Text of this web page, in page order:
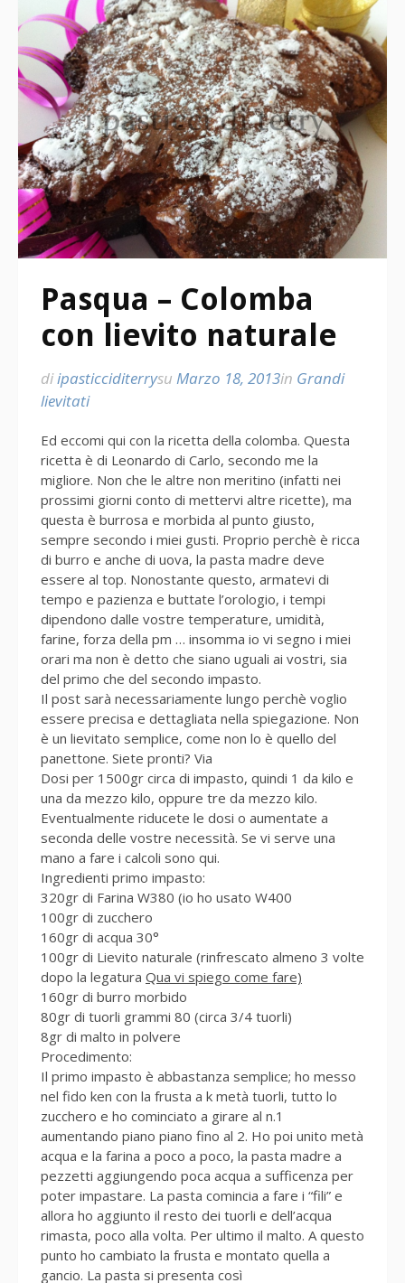
Pasqua – Colomba
con lievito naturale
diipasticciditerrysu Marzo 18, 2013in Grandi
lievitati
Ed eccomi qui con la ricetta della colomba. Questa
ricetta è di Leonardo di Carlo, secondo me la
migliore. Non che le altre non meritino (infatti nei
prossimi giorni conto di mettervi altre ricette), ma
questa è burrosa e morbida al punto giusto,
sempre secondo i miei gusti. Proprio perchè è ricca
di burro e anche di uova, la pasta madre deve
essere al top. Nonostante questo, armatevi di
tempo e pazienza e buttate l’orologio, i tempi
dipendono dalle vostre temperature, umidità,
farine, forza della pm … insomma io vi segno i miei
orari ma non è detto che siano uguali ai vostri, sia
del primo che del secondo impasto.
Il post sarà necessariamente lungo perchè voglio
essere precisa e dettagliata nella spiegazione. Non
è un lievitato semplice, come non lo è quello del
panettone. Siete pronti? Via
Dosi per 1500gr circa di impasto, quindi 1 da kilo e
una da mezzo kilo, oppure tre da mezzo kilo.
Eventualmente riducete le dosi o aumentate a
seconda delle vostre necessità. Se vi serve una
mano a fare i calcoli sono qui.
Ingredienti primo impasto:
320gr di Farina W380 (io ho usato W400
100gr di zucchero
160gr di acqua 30°
100gr di Lievito naturale (rinfrescato almeno 3 volte
dopo la legatura Qua vi spiego come fare)
160gr di burro morbido
80gr di tuorli grammi 80 (circa 3/4 tuorli)
8gr di malto in polvere
Procedimento:
Il primo impasto è abbastanza semplice; ho messo
nel fido ken con la frusta a k metà tuorli, tutto lo
zucchero e ho cominciato a girare al n.1
aumentando piano piano fino al 2. Ho poi unito metà
acqua e la farina a poco a poco, la pasta madre a
pezzetti aggiungendo poca acqua a sufficenza per
poter impastare. La pasta comincia a fare i “fili” e
allora ho aggiunto il resto dei tuorli e dell’acqua
rimasta, poco alla volta. Per ultimo il malto. A questo
punto ho cambiato la frusta e montato quella a
gancio. La pasta si presenta così